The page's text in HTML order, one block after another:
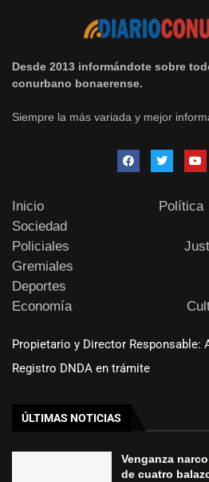
Desde 2013 informándote sobre
conurbano bonaerense.
Siempre la más variada y mejor
Inicio
Política
Sociedad
Policiales
Gremiales
Deportes
Economía
Propietario y Director Responsable:
Registro DNDA en trámite
ÚLTIMAS NOTICIAS
Venganza
de cuatro